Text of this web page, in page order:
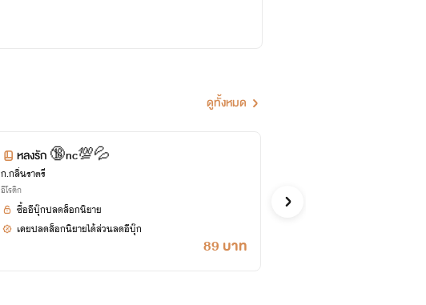
ดูทั้งหมด
หลงรัก 🔞nc💯💦
ก.กลิ่นราตรี
อีโรติก
89 บาท
ซื้ออีบุ๊กปลดล็อกนิยาย
เคยปลดล็อกนิยายได้ส่วนลดอีบุ๊ก